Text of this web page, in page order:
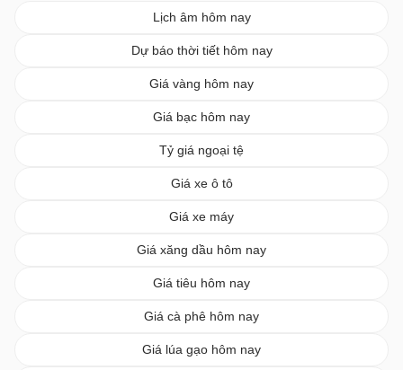
Lịch âm hôm nay
Dự báo thời tiết hôm nay
Giá vàng hôm nay
Giá bạc hôm nay
Tỷ giá ngoại tệ
Giá xe ô tô
Giá xe máy
Giá xăng dầu hôm nay
Giá tiêu hôm nay
Giá cà phê hôm nay
Giá lúa gạo hôm nay